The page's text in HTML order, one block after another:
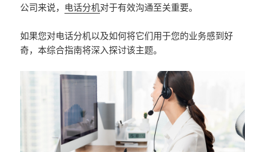
公司来说， 电话分机对于有效沟通至关重要。
如果您对电话分机以及如何将它们用于您的业务感到好
奇，本综合指南将深入探讨该主题。